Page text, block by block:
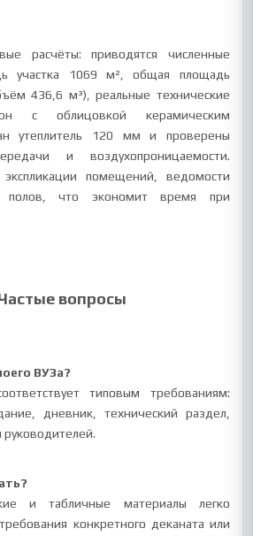
расчёты: приводятся численные
участка 1069 м², общая площадь
436,6 м³), реальные технические
с облицовкой керамическим
утеплитель 120 мм и проверены
и воздухопроницаемости.
помещений, ведомости
что экономит время при
Частые вопросы
ВУЗа?
типовым требованиям:
дневник, технический раздел,
и табличные материалы легко
конкретного деканата или